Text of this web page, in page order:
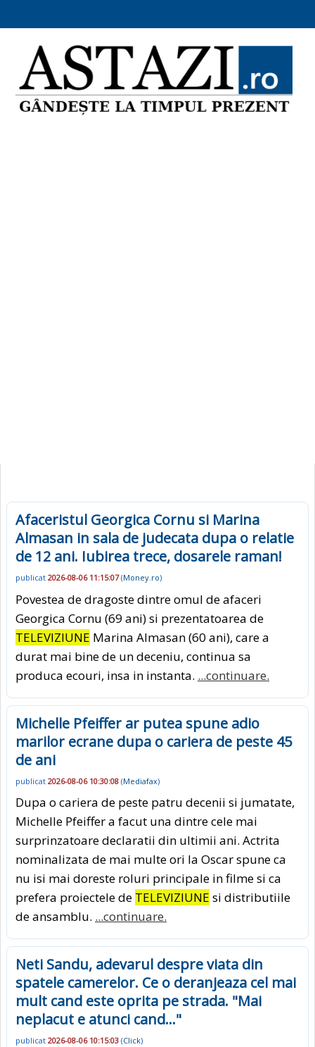
Afaceristul Georgica Cornu si Marina
Almasan in sala de judecata dupa o relatie
de 12 ani. Iubirea trece, dosarele raman!
publicat 2026-08-06 11:15:07(Money.ro)
Povestea de dragoste dintre omul de afaceri
Georgica Cornu (69 ani) si prezentatoarea de
TELEVIZIUNE Marina Almasan (60 ani), care a
durat mai bine de un deceniu, continua sa
produca ecouri, insa in instanta. ...continuare.
Michelle Pfeiffer ar putea spune adio
marilor ecrane dupa o cariera de peste 45
de ani
publicat 2026-08-06 10:30:08 (Mediafax)
Dupa o cariera de peste patru decenii si jumatate,
Michelle Pfeiffer a facut una dintre cele mai
surprinzatoare declaratii din ultimii ani. Actrita
nominalizata de mai multe ori la Oscar spune ca
nu isi mai doreste roluri principale in filme si ca
prefera proiectele de TELEVIZIUNE si distributiile
de ansamblu. ...continuare.
Neti Sandu, adevarul despre viata din
spatele camerelor. Ce o deranjeaza cel mai
mult cand este oprita pe strada. "Mai
neplacut e atunci cand..."
publicat 2026-08-06 10:15:03 (Click)